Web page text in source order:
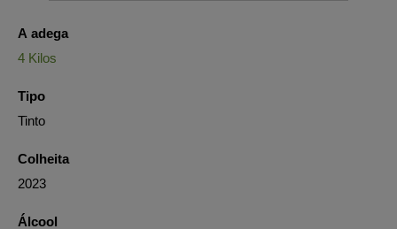
A adega
4 Kilos
Tipo
Tinto
Colheita
2023
Álcool